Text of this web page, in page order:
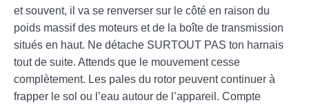
et souvent, il va se renverser sur le côté en raison du
poids massif des moteurs et de la boîte de transmission
situés en haut. Ne détache SURTOUT PAS ton harnais
tout de suite. Attends que le mouvement cesse
complètement. Les pales du rotor peuvent continuer à
frapper le sol ou l’eau autour de l’appareil. Compte